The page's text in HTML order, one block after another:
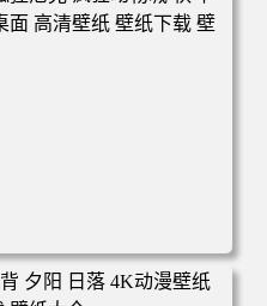
壁纸大全
克 疯狂动物城 秋叶 秋天森